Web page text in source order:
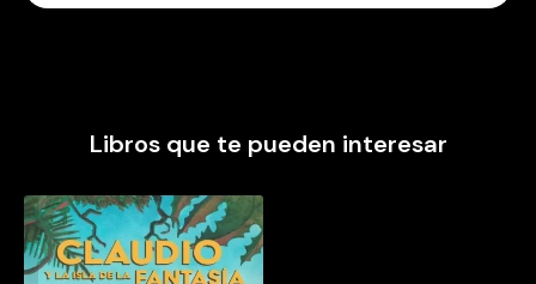
Libros que te pueden interesar